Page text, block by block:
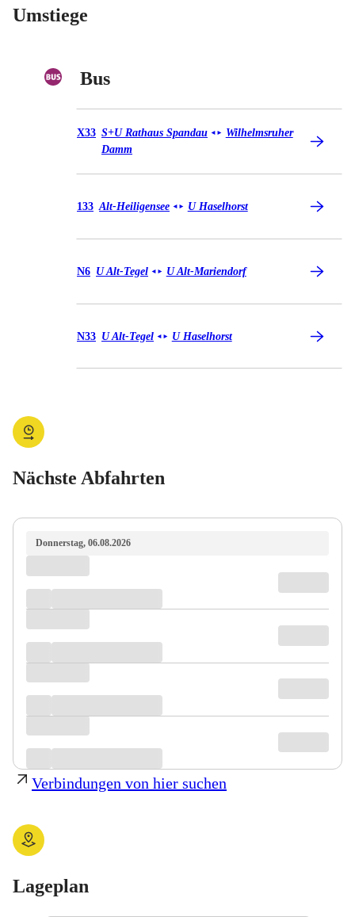
Umstiege
Bus
Bus X33
X33 S+U Rathaus Spandau ◄ ►
Wilhelmsruher
Damm
Bus 133
133 Alt-Heiligensee ◄ ► U Haselhorst
Bus N6
N6 U Alt-Tegel ◄ ► U Alt-Mariendorf
Bus N33
N33 U Alt-Tegel ◄ ► U Haselhorst
Nächste Abfahrten
Donnerstag, 06.08.2026
Verbindungen von hier suchen
Lageplan